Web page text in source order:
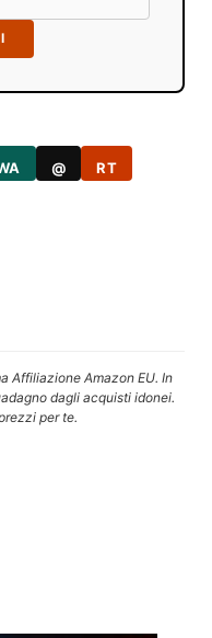
@ RT
Affiliazione Amazon EU. In
dagli acquisti idonei.
per te.